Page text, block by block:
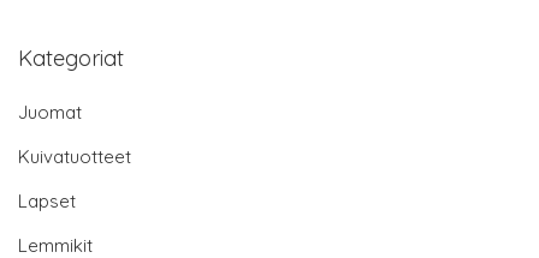
Kategoriat
Juomat
Kuivatuotteet
Lapset
Lemmikit